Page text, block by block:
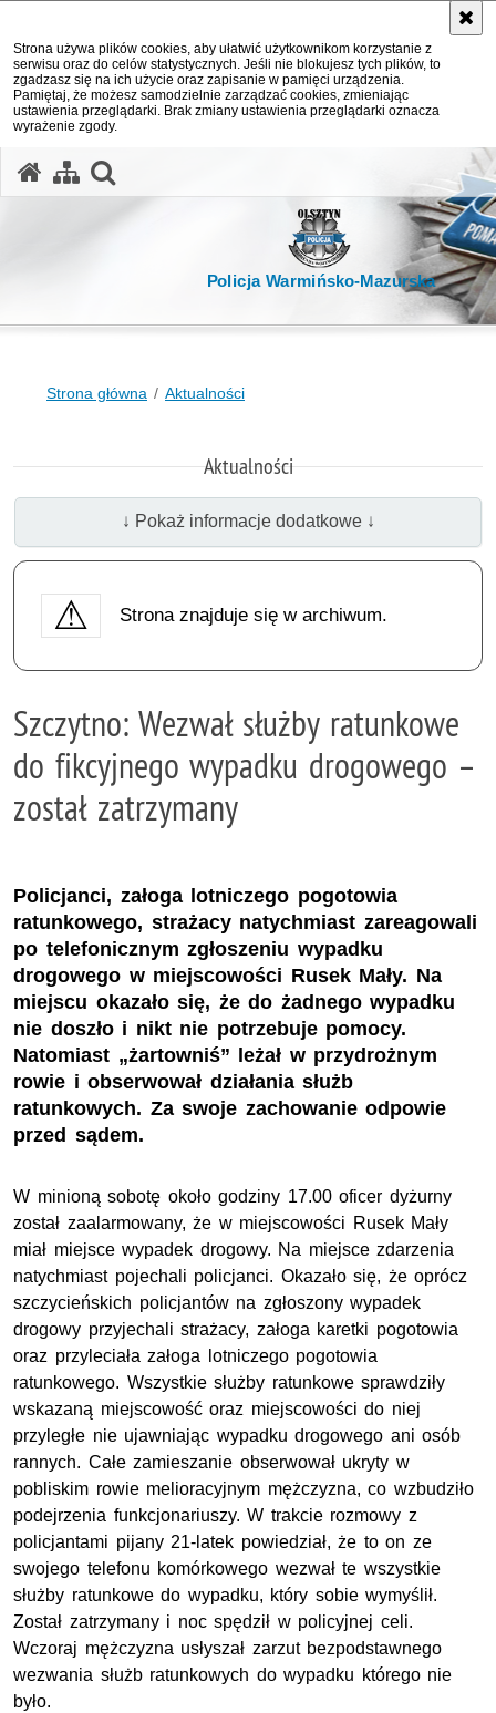
Strona używa plików cookies, aby ułatwić użytkownikom korzystanie z
serwisu oraz do celów statystycznych. Jeśli nie blokujesz tych plików, to
zgadzasz się na ich użycie oraz zapisanie w pamięci urządzenia.
Pamiętaj, że możesz samodzielnie zarządzać cookies, zmieniając
ustawienia przeglądarki. Brak zmiany ustawienia przeglądarki oznacza
wyrażenie zgody.
Policja Warmińsko-Mazurska
Strona główna Aktualności
Aktualności
↓ Pokaż informacje dodatkowe ↓
Strona znajduje się w archiwum.
Szczytno: Wezwał służby ratunkowe
do fikcyjnego wypadku drogowego –
został zatrzymany
Policjanci, załoga lotniczego pogotowia
ratunkowego, strażacy natychmiast zareagowali
po telefonicznym zgłoszeniu wypadku
drogowego w miejscowości Rusek Mały. Na
miejscu okazało się, że do żadnego wypadku
nie doszło i nikt nie potrzebuje pomocy.
Natomiast „żartowniś” leżał w przydrożnym
rowie i obserwował działania służb
ratunkowych. Za swoje zachowanie odpowie
przed sądem.
W minioną sobotę około godziny 17.00 oficer dyżurny
został zaalarmowany, że w miejscowości Rusek Mały
miał miejsce wypadek drogowy. Na miejsce zdarzenia
natychmiast pojechali policjanci. Okazało się, że oprócz
szczycieńskich policjantów na zgłoszony wypadek
drogowy przyjechali strażacy, załoga karetki pogotowia
oraz przyleciała załoga lotniczego pogotowia
ratunkowego. Wszystkie służby ratunkowe sprawdziły
wskazaną miejscowość oraz miejscowości do niej
przyległe nie ujawniając wypadku drogowego ani osób
rannych. Całe zamieszanie obserwował ukryty w
pobliskim rowie melioracyjnym mężczyzna, co wzbudziło
podejrzenia funkcjonariuszy. W trakcie rozmowy z
policjantami pijany 21-latek powiedział, że to on ze
swojego telefonu komórkowego wezwał te wszystkie
służby ratunkowe do wypadku, który sobie wymyślił.
Został zatrzymany i noc spędził w policyjnej celi.
Wczoraj mężczyzna usłyszał zarzut bezpodstawnego
wezwania służb ratunkowych do wypadku którego nie
było.